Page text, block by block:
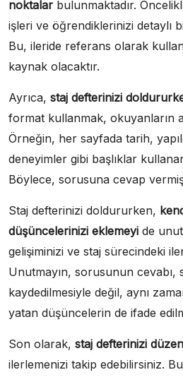
noktalar bulunmaktadır.
işleri ve öğrendiklerinizi detaylı
Bu, ileride referans olarak
kaynak olacaktır.
Ayrıca, staj defterinizi
format kullanmak, okuyanların
Örneğin, her sayfada tarih,
deneyimler gibi başlıklar
Böylece, sorusuna cevap
Staj defterinizi doldururken,
düşüncelerinizi eklemeyi de
gelişiminizi ve staj sürecindeki
Unutmayın, sorusunun cevabı,
kaydedilmesiyle değil, aynı
yatan düşüncelerin de ifade
Son olarak, staj defterinizi
ilerlemenizi takip edebilirsiniz.